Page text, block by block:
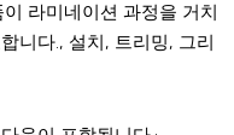
라미네이션 과정을 거치
니다., 설치, 트리밍, 그리